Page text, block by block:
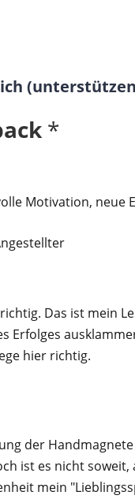
*
Motivation, neue
Das ist mein
Erfolges
hier richtig.
der
ist es nicht
mein